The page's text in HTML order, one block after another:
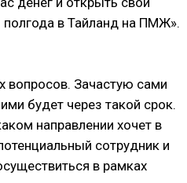
полгода в Тайланд на ПМЖ».
вопросов. Зачастую сами
будет через такой срок.
направлении хочет в
сотрудник и
в рамках